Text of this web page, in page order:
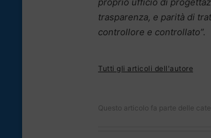
proprio ufficio di
trasparenza, e parità di
controllore e controllato”.
Tutti gli articoli dell'autore
Questo articolo fa parte delle